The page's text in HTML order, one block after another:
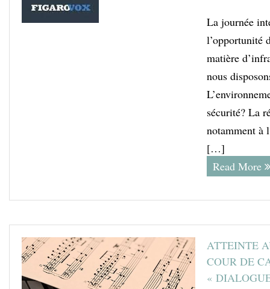
La journée
l’opportunité
matière
nous
sécurité? La
notamment à
[…]
Read More
ATTEINTE
COUR DE
«